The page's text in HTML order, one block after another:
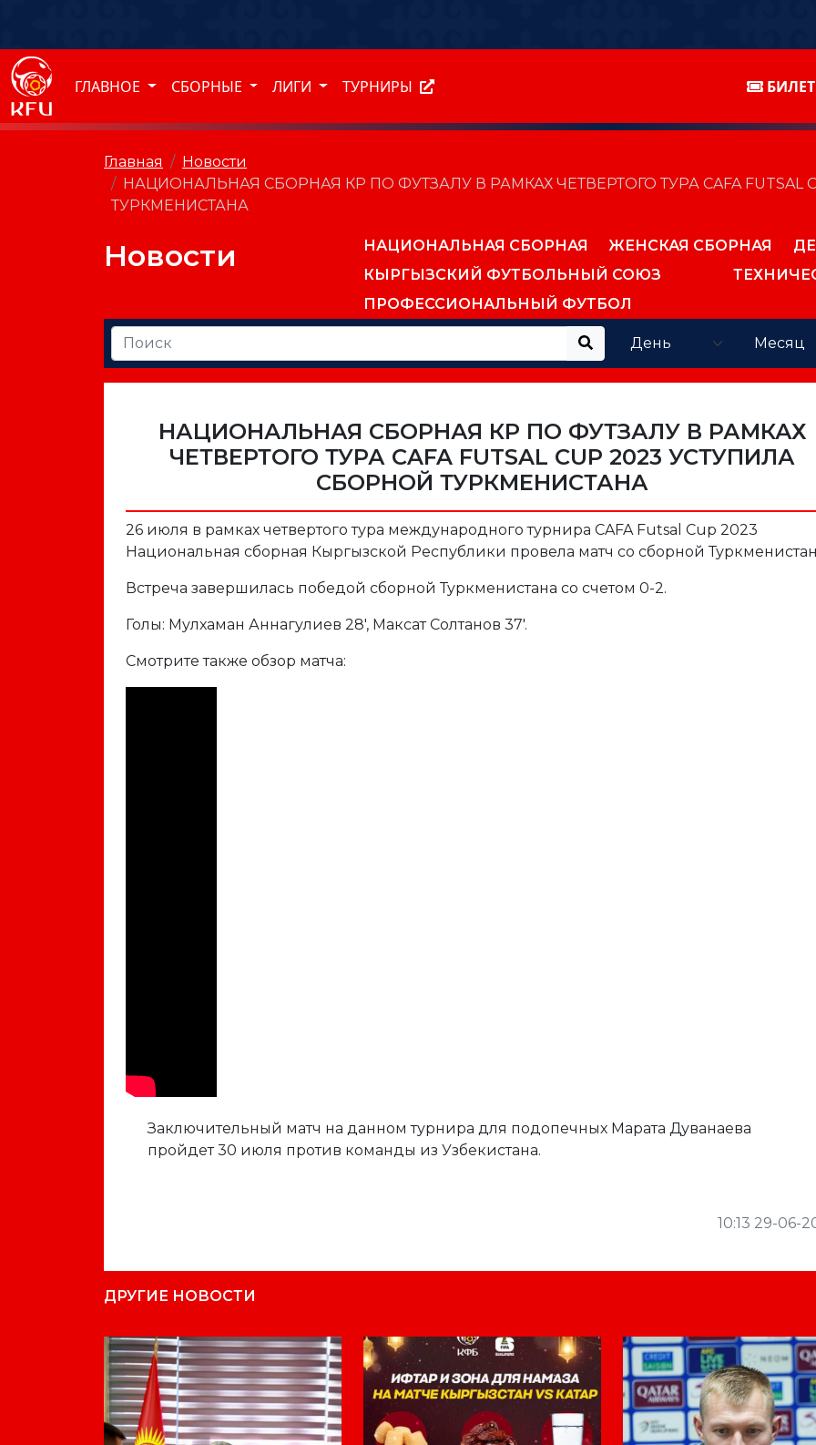
ГЛАВНОЕ СБОРНЫЕ ЛИГИ ТУРНИРЫ
Главная
Новости
НАЦИОНАЛЬНАЯ СБОРНАЯ КР ПО ФУТЗАЛУ В РАМКАХ ЧЕТВЕРТОГО ТУРА CAFA FUTSAL
ТУРКМЕНИСТАНА
Новости НАЦИОНАЛЬНАЯ СБОРНАЯ ЖЕНСКАЯ СБОРНАЯ
КЫРГЫЗСКИЙ ФУТБОЛЬНЫЙ СОЮЗ
ПРОФЕССИОНАЛЬНЫЙ ФУТБОЛ
НАЦИОНАЛЬНАЯ СБОРНАЯ КР ПО ФУТЗАЛУ В РАМКАХ
ЧЕТВЕРТОГО ТУРА CAFA FUTSAL CUP 2023 УСТУПИЛА
СБОРНОЙ ТУРКМЕНИСТАНА
26 июля в рамках четвертого тура международного турнира CAFA Futsal Cup 2023
Национальная сборная Кыргызской Республики провела матч со сборной
Встреча завершилась победой сборной Туркменистана со счетом 0-2.
Голы: Мулхаман Аннагулиев 28', Максат Солтанов 37'.
Смотрите также обзор матча:
Заключительный матч на данном турнира для подопечных Марата Дуванаева
пройдет 30 июля против команды из Узбекистана.
10:13 29-06-
ДРУГИЕ НОВОСТИ